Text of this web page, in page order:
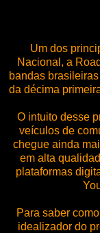
Um dos
Nacional, a
bandas
da décima
O intuito desse
veículos de
chegue ainda
em alta
plataformas
Para saber
idealizador do